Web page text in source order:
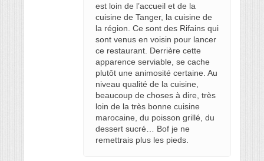
est loin de l’accueil et de la
cuisine de Tanger, la cuisine de
la région. Ce sont des Rifains qui
sont venus en voisin pour lancer
ce restaurant. Derrière cette
apparence serviable, se cache
plutôt une animosité certaine. Au
niveau qualité de la cuisine,
beaucoup de choses à dire, très
loin de la très bonne cuisine
marocaine, du poisson grillé, du
dessert sucré… Bof je ne
remettrais plus les pieds.